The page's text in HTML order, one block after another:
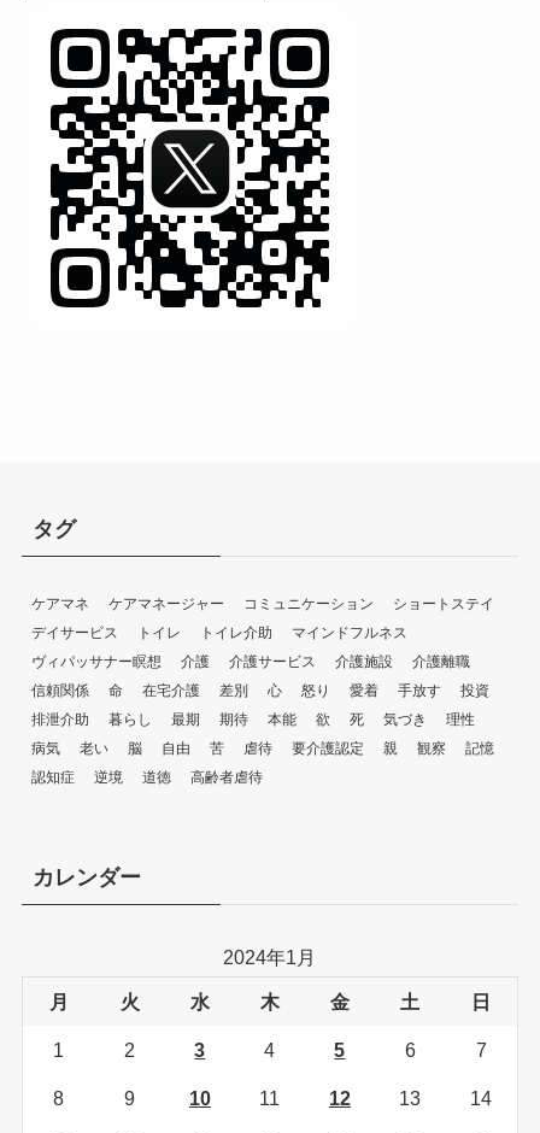
タグ
ケアマネ ケアマネージャー コミュニケーション
ショートステイ
デイサービス
トイレ トイレ介助
マインドフルネス
ヴィパッサナー瞑想
介護 介護サービス 介護施設
介護離職
信頼関係
命 在宅介護 差別 心 怒り 愛着 手放す
投資
排泄介助
暮らし 最期 期待 本能 欲 死 気づき
理性
病気
老い 脳 自由 苦 虐待 要介護認定 親 観察
記憶
認知症
逆境 道徳 高齢者虐待
カレンダー
2024年1月
月 火 水 木 金 土 日
1 2 3 4 5 6 7
8 9 10 11 12 13 14